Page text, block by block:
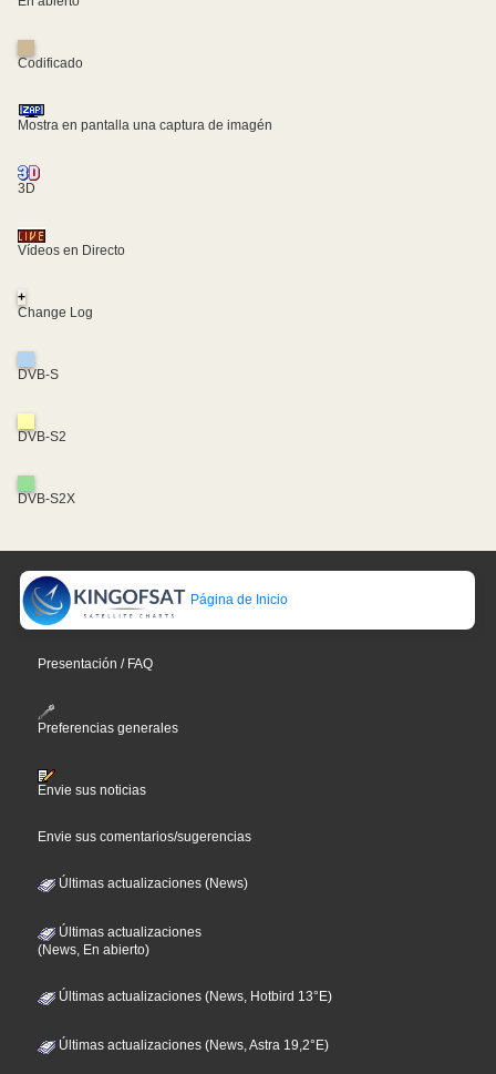
Codificado
Mostra en pantalla una captura de imagén
3D
Vídeos en Directo
+
Change Log
DVB-S
DVB-S2
DVB-S2X
Página de Inicio
Presentación / FAQ
Preferencias generales
Envie sus noticias
Envie sus comentarios/sugerencias
Últimas actualizaciones (News)
Últimas actualizaciones
(News, En abierto)
Últimas actualizaciones (News, Hotbird 13°E)
Últimas actualizaciones (News, Astra 19,2°E)